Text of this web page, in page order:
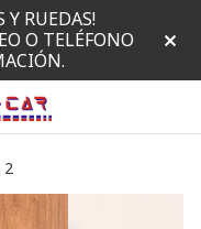
Y RUEDAS!
O TELÉFONO
2